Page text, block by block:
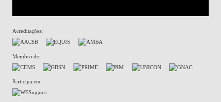
Acreditações:
Membro de:
Participa em: